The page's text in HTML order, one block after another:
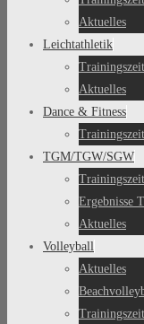
Aktuelles
Leichtathletik
Aktuelles
Dance & Fitness
TGM/TGW/SGW
Ergebnisse
Aktuelles
Volleyball
Aktuelles